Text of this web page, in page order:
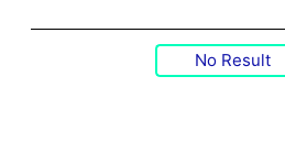
No Result